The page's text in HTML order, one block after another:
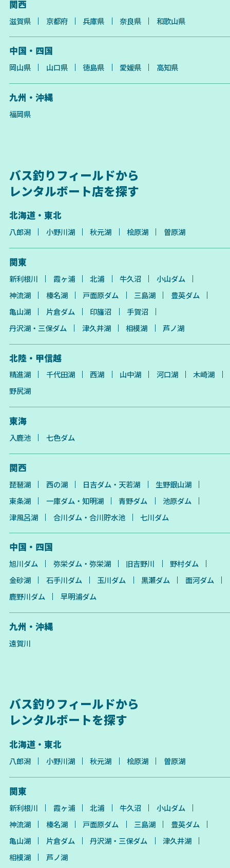
関西
滋賀県 京都府 兵庫県 奈良県 和歌山県
中国・四国
岡山県 山口県 徳島県 愛媛県 高知県
九州・沖縄
福岡県
バス釣りフィールドから
レンタルボート店を探す
北海道・東北
八郎潟 小野川湖 秋元湖 桧原湖 曽原湖
関東
新利根川 霞ヶ浦 北浦 牛久沼
小山ダム
神流湖
榛名湖 戸面原ダム 三島湖
豊英ダム
亀山湖
片倉ダム 印旛沼
手賀沼
丹沢湖・三保ダム
津久井湖 相模湖 芦ノ湖
北陸・甲信越
精進湖 千代田湖 西湖 山中湖 河口湖
木崎湖
野尻湖
東海
入鹿池 七色ダム
関西
琵琶湖 西の湖 日吉ダム・天若湖
生野銀山湖
東条湖
一庫ダム・知明湖 青野ダム
池原ダム
津風呂湖
合川ダム・合川貯水池 七川ダム
中国・四国
旭川ダム 弥栄ダム・弥栄湖 旧吉野川
野村ダム
金砂湖
石手川ダム 玉川ダム 黒瀬ダム
面河ダム
鹿野川ダム
早明浦ダム
九州・沖縄
遠賀川
バス釣りフィールドから
レンタルボートを探す
北海道・東北
八郎潟 小野川湖 秋元湖 桧原湖 曽原湖
関東
新利根川 霞ヶ浦 北浦 牛久沼
小山ダム
神流湖
榛名湖 戸面原ダム 三島湖
豊英ダム
亀山湖
片倉ダム 丹沢湖・三保ダム
津久井湖
相模湖
芦ノ湖